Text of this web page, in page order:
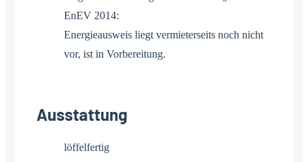
EnEV 2014:
Energieausweis liegt vermieterseits noch nicht
vor, ist in Vorbereitung.
Ausstattung
löffelfertig